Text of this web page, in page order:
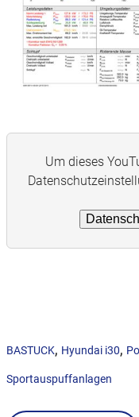
Um dieses
BASTUCK, Hyundai i30,
Sportauspuffanlagen